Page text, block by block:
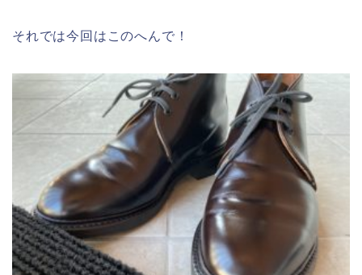
それでは今回はこのへんで！